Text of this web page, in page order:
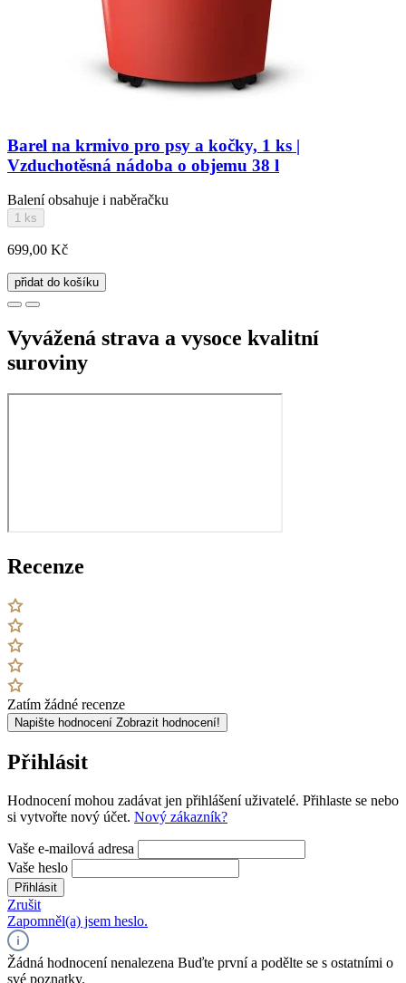
Barel na krmivo pro psy a kočky, 1 ks |
Vzduchotěsná nádoba o objemu 38 l
Balení obsahuje i naběračku
1 ks
699,00 Kč
přidat do košíku
Vyvážená strava a vysoce kvalitní
suroviny
Recenze
Zatím žádné recenze
Napište hodnocení Zobrazit hodnocení!
Přihlásit
Hodnocení mohou zadávat jen přihlášení uživatelé. Přihlaste se nebo
si vytvořte nový účet. Nový zákazník?
Vaše e-mailová adresa
Vaše heslo
Přihlásit
Zrušit
Zapomněl(a) jsem heslo.
Žádná hodnocení nenalezena Buďte první a podělte se s ostatními o
své poznatky.